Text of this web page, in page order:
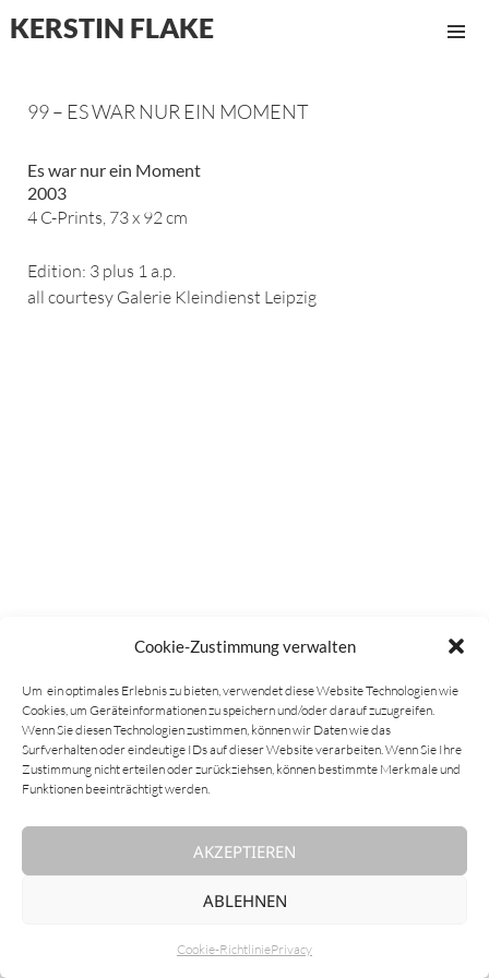
Cookie-Zustimmung verwalten
Um ein optimales Erlebnis zu bieten, verwendet diese Website Technologien wie
Cookies, um Geräteinformationen zu speichern und/oder darauf zuzugreifen.
Wenn Sie diesen Technologien zustimmen, können wir Daten wie das
Surfverhalten oder eindeutige IDs auf dieser Website verarbeiten. Wenn Sie Ihre
Zustimmung nicht erteilen oder zurückziehsen, können bestimmte Merkmale und
Funktionen beeinträchtigt werden.
AKZEPTIEREN
ABLEHNEN
Cookie-RichtliniePrivacy
KERSTIN FLAKE
99 – ES WAR NUR EIN MOMENT
Es war nur ein Moment
2003
4 C-Prints, 73 x 92 cm
Edition: 3 plus 1 a.p.
all courtesy Galerie Kleindienst Leipzig